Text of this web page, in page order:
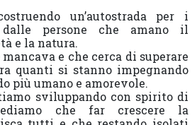
un’autostrada per i
persone che amano il
e la natura.
e che cerca di superare
quanti si stanno impegnando
più umano e amorevole.
sviluppando con spirito di
che far crescere la